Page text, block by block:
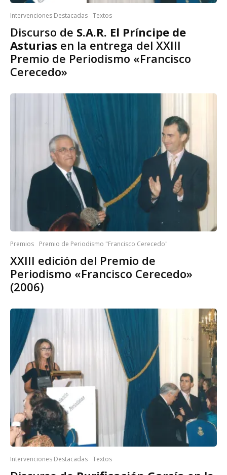
Intervenciones Destacadas Textos
Discurso de S.A.R. El Príncipe de
Asturias en la entrega del XXIII
Premio de Periodismo «Francisco
Cerecedo»
Premios Premio de Periodismo "Francisco Cerecedo"
XXIII edición del Premio de
Periodismo «Francisco Cerecedo»
(2006)
Intervenciones Destacadas Textos